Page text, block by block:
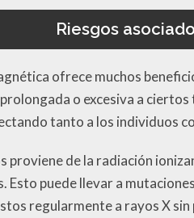
Riesgos
ofrece muchos
o excesiva a
tanto a los individuos
proviene de la radiación
Esto puede llevar a
regularmente a rayos X